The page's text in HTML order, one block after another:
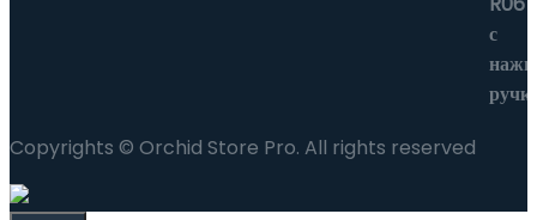
Copyrights © Orchid Store Pro. All rights reserved